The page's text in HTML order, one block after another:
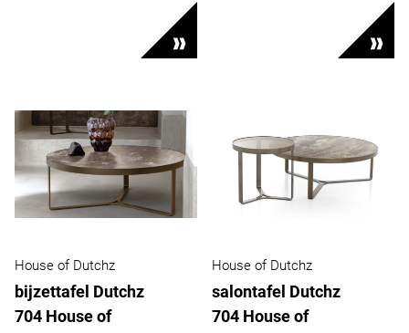
House of Dutchz
bijzettafel Dutchz
704 House of
House of Dutchz
salontafel Dutchz
704 House of